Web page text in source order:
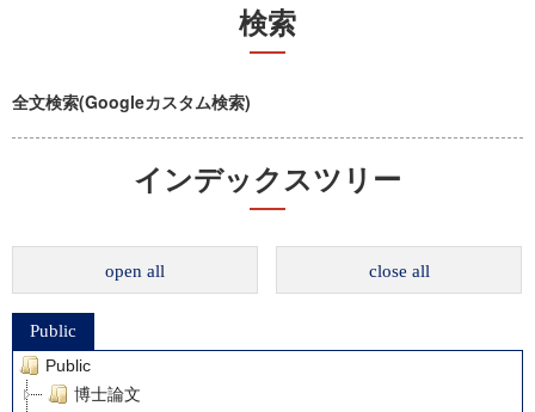
検索
全文検索(Googleカスタム検索)
インデックスツリー
open all close all
Public
Public
博士論文